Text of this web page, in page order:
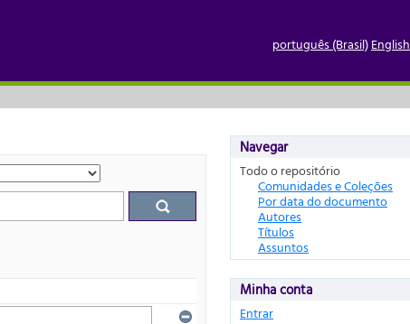
português (Brasil)English
Navegar
Todo o repositório
Comunidades e Coleções
Por data do documento
Autores
Títulos
Assuntos
Minha conta
Entrar